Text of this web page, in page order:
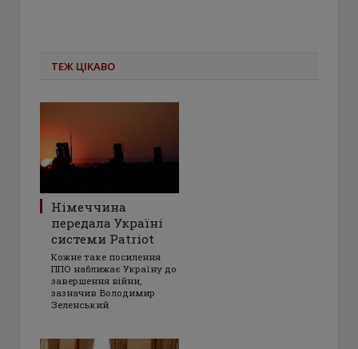
ТЕЖ ЦІКАВО
Німеччина
передала Україні
системи Patriot
Кожне таке посилення
ППО наближає Україну до
завершення війни,
зазначив Володимир
Зеленський